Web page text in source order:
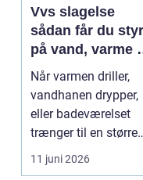
Vvs slagelse
sådan får du styr
på vand, varme
energi i din bolig
Når varmen driller,
vandhanen drypper,
eller badeværelset
trænger til en større
renovering, er en dy...
11 juni 2026